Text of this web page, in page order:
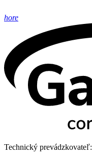
hore
Technický prevádzkovateľ: